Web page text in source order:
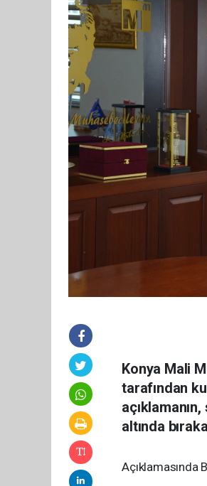
Konya Mali
tarafından
altında
Açıklamasında